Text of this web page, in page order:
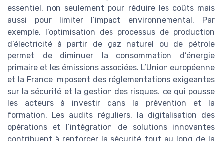
essentiel, non seulement pour réduire les coûts mais
aussi pour limiter l’impact environnemental. Par
exemple, l’optimisation des processus de production
d’électricité à partir de gaz naturel ou de pétrole
permet de diminuer la consommation d’énergie
primaire et les émissions associées. L’Union européenne
et la France imposent des réglementations exigeantes
sur la sécurité et la gestion des risques, ce qui pousse
les acteurs à investir dans la prévention et la
formation. Les audits réguliers, la digitalisation des
opérations et l’intégration de solutions innovantes
contribuent à renforcer la sécurité tout au long de la